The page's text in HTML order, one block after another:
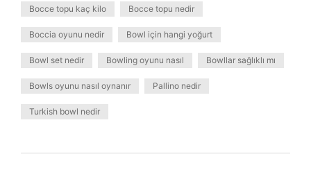
Bocce topu kaç kilo Bocce topu nedir
Boccia oyunu nedir Bowl için hangi yoğurt
Bowl set nedir Bowling oyunu nasıl Bowllar sağlıklı mı
Bowls oyunu nasıl oynanır Pallino nedir
Turkish bowl nedir